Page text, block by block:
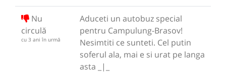
Nu
circulă
cu 3 ani în urmă
Aduceti un autobuz special
pentru Campulung-Brasov!
Nesimtiti ce sunteti. Cel putin
soferul ala, mai e si urat pe langa
asta _|_